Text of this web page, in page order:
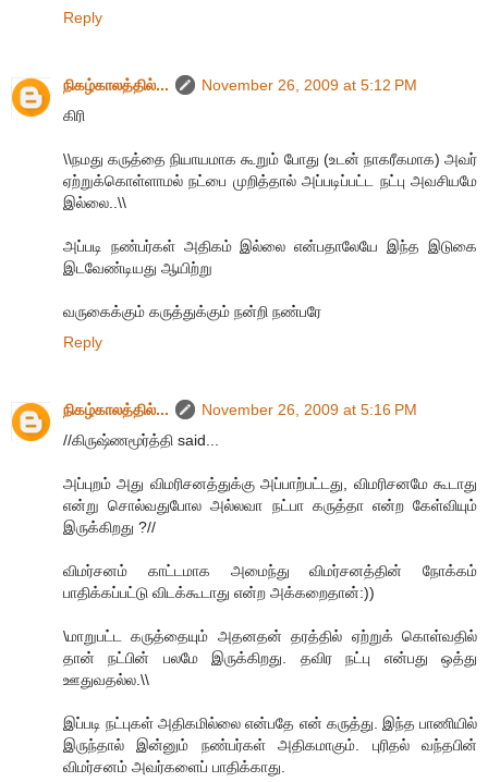
Reply
நிகழ்காலத்தில்...
November 26, 2009 at 5:12 PM
கிரி
\\நமது கருத்தை நியாயமாக கூறும் போது (உடன் நாகரீகமாக) அவர்
ஏற்றுக்கொள்ளாமல் நட்பை முறித்தால் அப்படிப்பட்ட நட்பு அவசியமே
இல்லை..\\
அப்படி நண்பர்கள் அதிகம் இல்லை என்பதாலேயே இந்த இடுகை
இடவேண்டியது ஆயிற்று
வருகைக்கும் கருத்துக்கும் நன்றி நண்பரே
Reply
நிகழ்காலத்தில்...
November 26, 2009 at 5:16 PM
//கிருஷ்ணமூர்த்தி said...
அப்புறம் அது விமரிசனத்துக்கு அப்பாற்பட்டது, விமரிசனமே கூடாது
என்று சொல்வதுபோல அல்லவா நட்பா கருத்தா என்ற கேள்வியும்
இருக்கிறது ?//
விமர்சனம் காட்டமாக அமைந்து விமர்சனத்தின் நோக்கம்
பாதிக்கப்பட்டு விடக்கூடாது என்ற அக்கறைதான்:))
\மாறுபட்ட கருத்தையும் அதனதன் தரத்தில் ஏற்றுக் கொள்வதில்
தான் நட்பின் பலமே இருக்கிறது. தவிர நட்பு என்பது ஒத்து
ஊதுவதல்ல.\\
இப்படி நட்புகள் அதிகமில்லை என்பதே என் கருத்து. இந்த பாணியில்
இருந்தால் இன்னும் நண்பர்கள் அதிகமாகும். புரிதல் வந்தபின்
விமர்சனம் அவர்களைப் பாதிக்காது.